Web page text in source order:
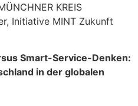
KREIS
Initiative MINT Zukunft
Smart-Service-Denken:
in der globalen